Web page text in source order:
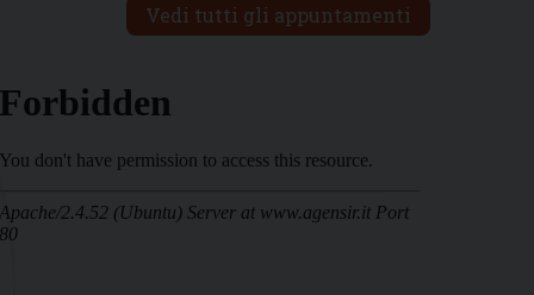
Vedi tutti gli appuntamenti